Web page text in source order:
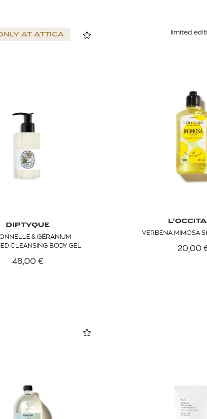
AT ATTICA
DIPTYQUE
& GÉRANIUM
CLEANSING BODY GEL
48,00 €
limited
VERBENA MIMOSA
20,00